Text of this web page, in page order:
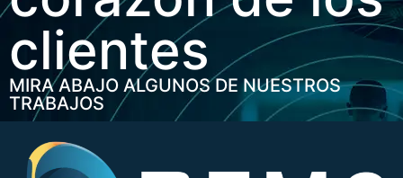
clientes
MIRA ABAJO ALGUNOS DE NUESTROS
TRABAJOS